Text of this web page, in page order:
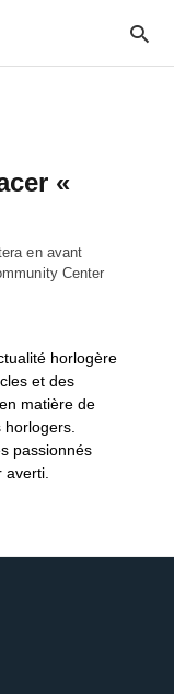
«
en avant
Center
horlogère
et des
matière de
passionnés